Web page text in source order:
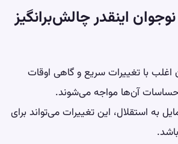
اینقدر چالش‌برانگیز
اغلب با تغییرات سریع و گاهی اوقات
احساسات آن‌ها مواجه می‌شوند.
به استقلال، این تغییرات می‌تواند برای